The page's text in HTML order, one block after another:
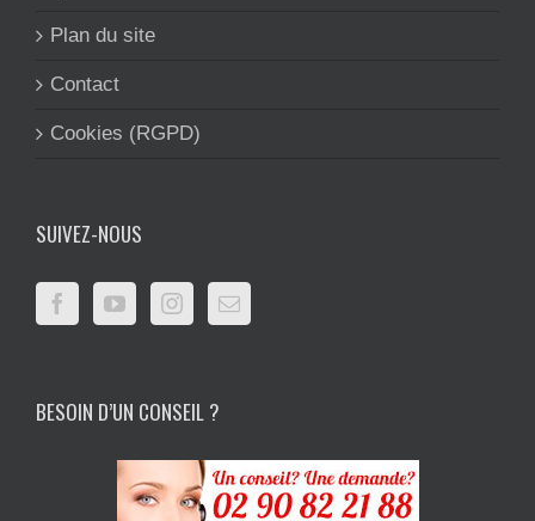
Plan du site
Contact
Cookies (RGPD)
SUIVEZ-NOUS
BESOIN D’UN CONSEIL ?